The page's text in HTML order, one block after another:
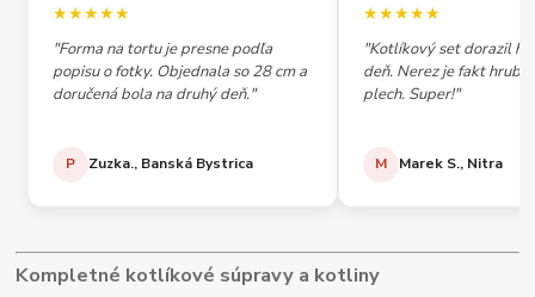
★★★★★
"Forma na tortu je presne podľa
popisu o fotky. Objednala so 28 cm a
doručená bola na druhý deň."
P Zuzka., Banská Bystrica
★★★★★
"Kotlíkový set dorazil
deň. Nerez je fakt
plech. Super!"
M Marek S., Nitra
Kompletné kotlíkové súpravy a kotliny